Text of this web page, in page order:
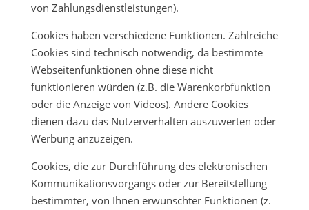
von Zahlungsdienstleistungen).
Cookies haben verschiedene Funktionen. Zahlreiche
Cookies sind technisch notwendig, da bestimmte
Webseitenfunktionen ohne diese nicht
funktionieren würden (z.B. die Warenkorbfunktion
oder die Anzeige von Videos). Andere Cookies
dienen dazu das Nutzerverhalten auszuwerten oder
Werbung anzuzeigen.
Cookies, die zur Durchführung des elektronischen
Kommunikationsvorgangs oder zur Bereitstellung
bestimmter, von Ihnen erwünschter Funktionen (z.